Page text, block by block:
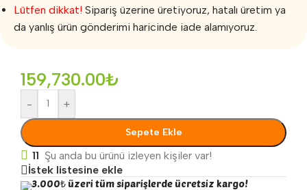
Lütfen dikkat! Sipariş üzerine üretiyoruz, hatalı üretim ya
da yanlış ürün gönderimi haricinde iade alamıyoruz.
159,730.00₺
- +
Sepete Ekle
11 Şu anda bu ürünü izleyen kişiler var!
İstek listesine ekle
3.000₺ üzeri tüm siparişlerde ücretsiz kargo!